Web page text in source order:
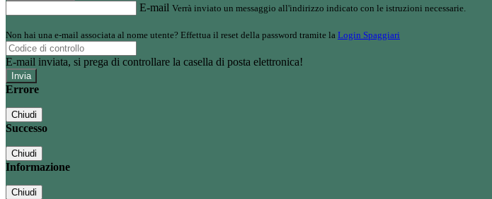
E-mail Verrà inviato un messaggio all'indirizzo indicato con le istruzioni necessarie.
Non hai una e-mail associata al nome utente? Effettua il reset della password tramite la Login Spaggiari
E-mail inviata, si prega di controllare la casella di posta elettronica!
Errore
Chiudi
Successo
Chiudi
Informazione
Chiudi